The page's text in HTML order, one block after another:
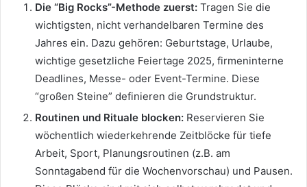
Die “Big Rocks”-Methode zuerst: Tragen Sie die
wichtigsten, nicht verhandelbaren Termine des
Jahres ein. Dazu gehören: Geburtstage, Urlaube,
wichtige gesetzliche Feiertage 2025, firmeninterne
Deadlines, Messe- oder Event-Termine. Diese
“großen Steine” definieren die Grundstruktur.
Routinen und Rituale blocken: Reservieren Sie
wöchentlich wiederkehrende Zeitblöcke für tiefe
Arbeit, Sport, Planungsroutinen (z.B. am
Sonntagabend für die Wochenvorschau) und Pausen.